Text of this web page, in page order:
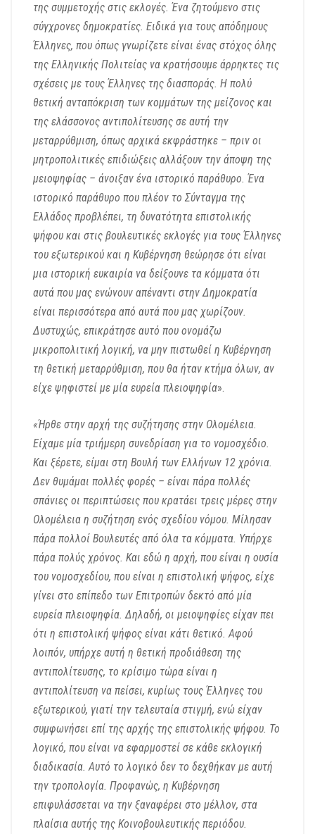
της συμμετοχής στις εκλογές. Ένα ζητούμενο στις
σύγχρονες δημοκρατίες. Ειδικά για τους απόδημους
Έλληνες, που όπως γνωρίζετε είναι ένας στόχος όλης
της Ελληνικής Πολιτείας να κρατήσουμε άρρηκτες τις
σχέσεις με τους Έλληνες της διασποράς. Η πολύ
θετική ανταπόκριση των κομμάτων της μείζονος και
της ελάσσονος αντιπολίτευσης σε αυτή την
μεταρρύθμιση, όπως αρχικά εκφράστηκε – πριν οι
μητροπολιτικές επιδιώξεις αλλάξουν την άποψη της
μειοψηφίας – άνοιξαν ένα ιστορικό παράθυρο. Ένα
ιστορικό παράθυρο που πλέον το Σύνταγμα της
Ελλάδος προβλέπει, τη δυνατότητα επιστολικής
ψήφου και στις βουλευτικές εκλογές για τους Έλληνες
του εξωτερικού και η Κυβέρνηση θεώρησε ότι είναι
μια ιστορική ευκαιρία να δείξουνε τα κόμματα ότι
αυτά που μας ενώνουν απέναντι στην Δημοκρατία
είναι περισσότερα από αυτά που μας χωρίζουν.
Δυστυχώς, επικράτησε αυτό που ονομάζω
μικροπολιτική λογική, να μην πιστωθεί η Κυβέρνηση
τη θετική μεταρρύθμιση, που θα ήταν κτήμα όλων, αν
είχε ψηφιστεί με μία ευρεία πλειοψηφία».
«Ήρθε στην αρχή της συζήτησης στην Ολομέλεια.
Είχαμε μία τριήμερη συνεδρίαση για το νομοσχέδιο.
Και ξέρετε, είμαι στη Βουλή των Ελλήνων 12 χρόνια.
Δεν θυμάμαι πολλές φορές – είναι πάρα πολλές
σπάνιες οι περιπτώσεις που κρατάει τρεις μέρες στην
Ολομέλεια η συζήτηση ενός σχεδίου νόμου. Μίλησαν
πάρα πολλοί Βουλευτές από όλα τα κόμματα. Υπήρχε
πάρα πολύς χρόνος. Και εδώ η αρχή, που είναι η ουσία
του νομοσχεδίου, που είναι η επιστολική ψήφος, είχε
γίνει στο επίπεδο των Επιτροπών δεκτό από μία
ευρεία πλειοψηφία. Δηλαδή, οι μειοψηφίες είχαν πει
ότι η επιστολική ψήφος είναι κάτι θετικό. Αφού
λοιπόν, υπήρχε αυτή η θετική προδιάθεση της
αντιπολίτευσης, το κρίσιμο τώρα είναι η
αντιπολίτευση να πείσει, κυρίως τους Έλληνες του
εξωτερικού, γιατί την τελευταία στιγμή, ενώ είχαν
συμφωνήσει επί της αρχής της επιστολικής ψήφου. Το
λογικό, που είναι να εφαρμοστεί σε κάθε εκλογική
διαδικασία. Αυτό το λογικό δεν το δεχθήκαν με αυτή
την τροπολογία. Προφανώς, η Κυβέρνηση
επιφυλάσσεται να την ξαναφέρει στο μέλλον, στα
πλαίσια αυτής της Κοινοβουλευτικής περιόδου.